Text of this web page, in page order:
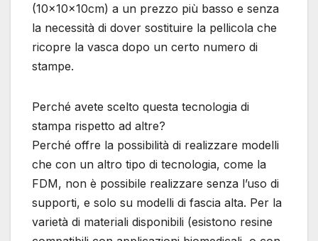
(10x10x10cm) a un prezzo più basso e senza
la necessità di dover sostituire la pellicola che
ricopre la vasca dopo un certo numero di
stampe.
Perché avete scelto questa tecnologia di
stampa rispetto ad altre?
Perché offre la possibilità di realizzare modelli
che con un altro tipo di tecnologia, come la
FDM, non è possibile realizzare senza l’uso di
supporti, e solo su modelli di fascia alta. Per la
varietà di materiali disponibili (esistono resine